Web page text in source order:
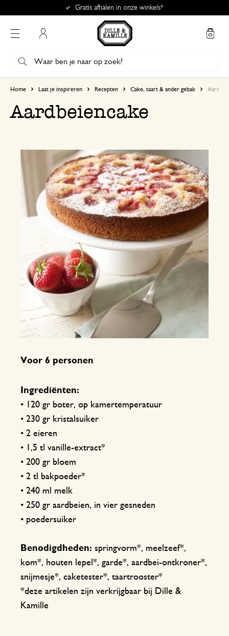
Gratis afhalen in onze winkels*
Home Laat je inspireren Recepten Cake, taart & ander gebak
Aardbeiencake
Voor 6 personen
Ingrediënten:
• 120 gr boter, op kamertemperatuur
• 230 gr kristalsuiker
• 2 eieren
• 1,5 tl vanille-extract*
• 200 gr bloem
• 2 tl bakpoeder*
• 240 ml melk
• 250 gr aardbeien, in vier gesneden
• poedersuiker
Benodigdheden: springvorm*, meelzeef*,
kom*, houten lepel*, garde*, aardbei-ontkroner*,
snijmesje*, caketester*, taartrooster*
*deze artikelen zijn verkrijgbaar bij Dille &
Kamille